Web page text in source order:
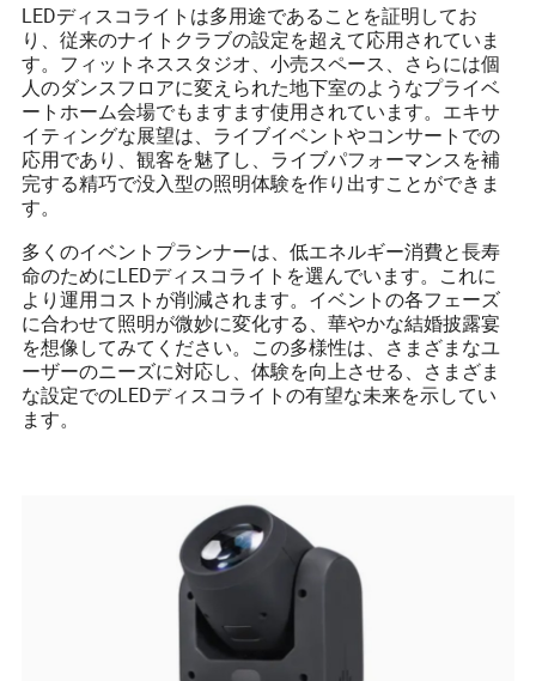
LEDディスコライトは多用途であることを証明してお
り、従来のナイトクラブの設定を超えて応用されていま
す。フィットネススタジオ、小売スペース、さらには個
人のダンスフロアに変えられた地下室のようなプライベ
ートホーム会場でもますます使用されています。エキサ
イティングな展望は、ライブイベントやコンサートでの
応用であり、観客を魅了し、ライブパフォーマンスを補
完する精巧で没入型の照明体験を作り出すことができま
す。
多くのイベントプランナーは、低エネルギー消費と長寿
命のためにLEDディスコライトを選んでいます。これに
より運用コストが削減されます。イベントの各フェーズ
に合わせて照明が微妙に変化する、華やかな結婚披露宴
を想像してみてください。この多様性は、さまざまなユ
ーザーのニーズに対応し、体験を向上させる、さまざま
な設定でのLEDディスコライトの有望な未来を示してい
ます。